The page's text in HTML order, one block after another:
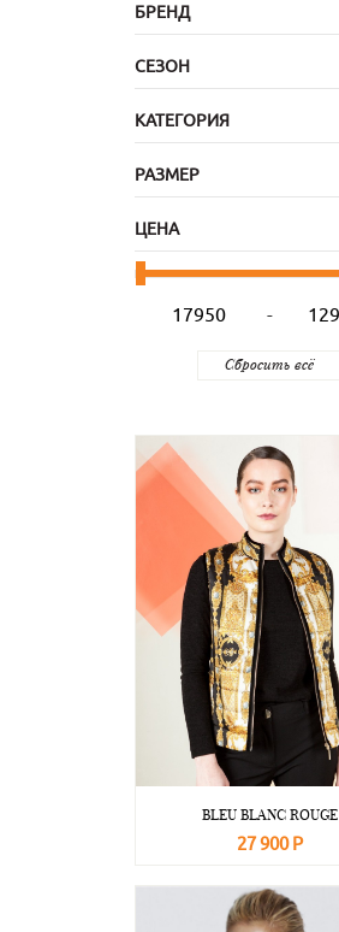
БРЕНД
СЕЗОН
КАТЕГОРИЯ
РАЗМЕР
ЦЕНА
-
BLEU BLANC ROUGE
27 900 Р